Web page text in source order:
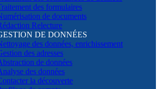
des formulaires
de documents
Relecture
DE DONNÉES
des données, enrichissement
des adresses
de données
des données
la découverte